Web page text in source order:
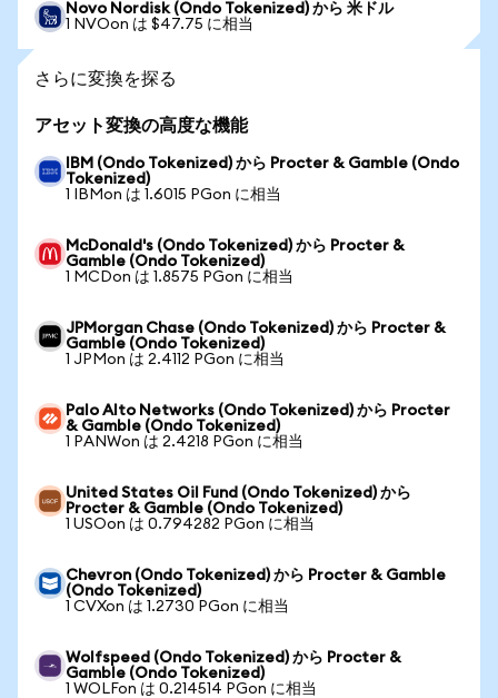
Novo Nordisk (Ondo Tokenized) から 米ドル
1 NVOon は $47.75 に相当
さらに変換を探る
アセット変換の高度な機能
IBM (Ondo Tokenized) から Procter & Gamble (Ondo
Tokenized)
1 IBMon は 1.6015 PGon に相当
McDonald's (Ondo Tokenized) から Procter &
Gamble (Ondo Tokenized)
1 MCDon は 1.8575 PGon に相当
JPMorgan Chase (Ondo Tokenized) から Procter &
Gamble (Ondo Tokenized)
1 JPMon は 2.4112 PGon に相当
Palo Alto Networks (Ondo Tokenized) から Procter
& Gamble (Ondo Tokenized)
1 PANWon は 2.4218 PGon に相当
United States Oil Fund (Ondo Tokenized) から
Procter & Gamble (Ondo Tokenized)
1 USOon は 0.794282 PGon に相当
Chevron (Ondo Tokenized) から Procter & Gamble
(Ondo Tokenized)
1 CVXon は 1.2730 PGon に相当
Wolfspeed (Ondo Tokenized) から Procter &
Gamble (Ondo Tokenized)
1 WOLFon は 0.214514 PGon に相当